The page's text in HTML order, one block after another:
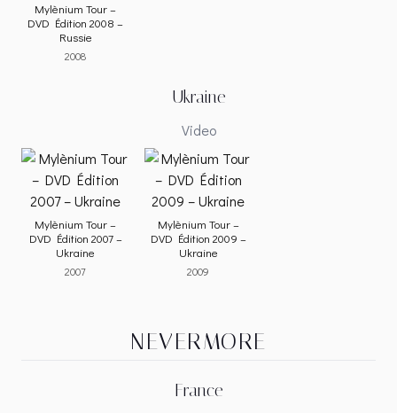
Mylènium Tour –
DVD Édition 2008 –
Russie
2008
Ukraine
Video
Mylènium Tour –
DVD Édition 2007 –
Ukraine
2007
Mylènium Tour –
DVD Édition 2009 –
Ukraine
2009
NEVERMORE
France